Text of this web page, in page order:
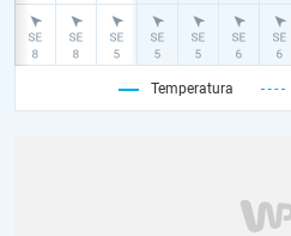
Temperatura